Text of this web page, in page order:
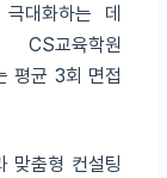
대화하는 데
교육학원
평균 3회 면접
맞춤형 컨설팅